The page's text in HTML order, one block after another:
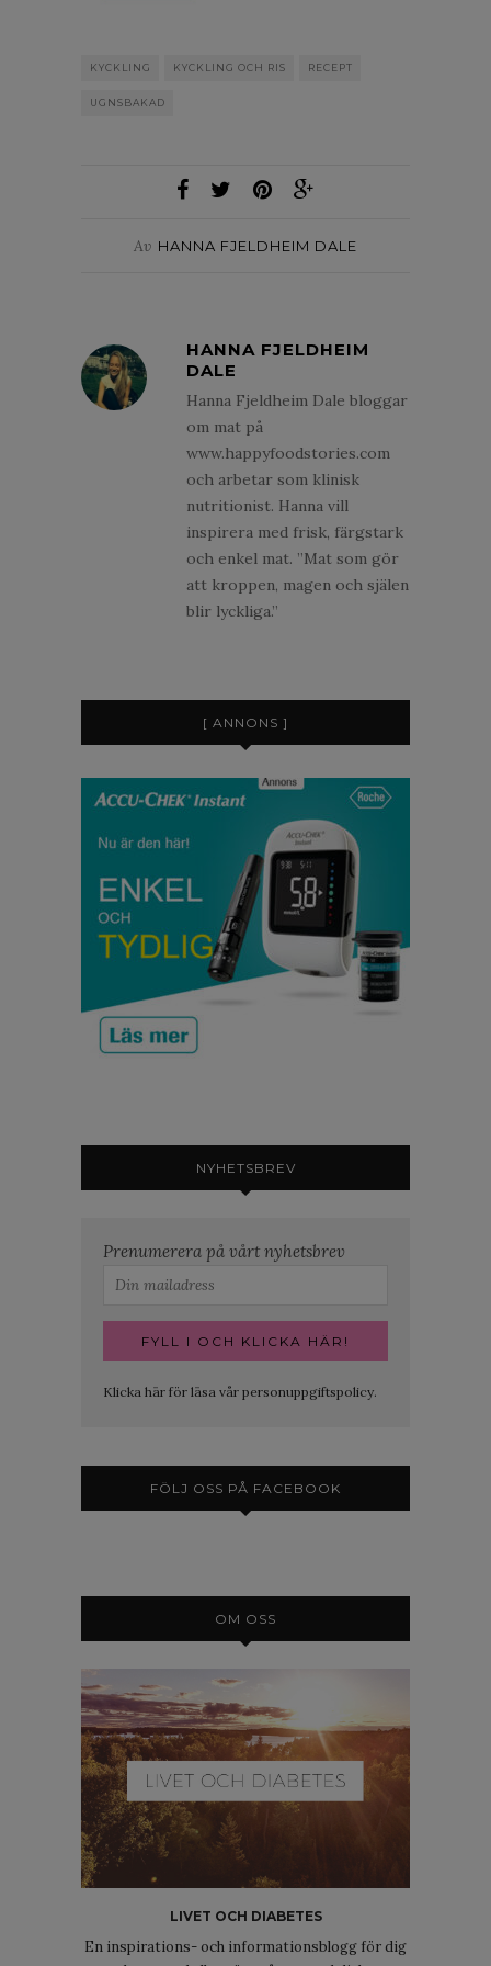
KYCKLING KYCKLING OCH RIS RECEPT
UGNSBAKAD
Av HANNA FJELDHEIM DALE
HANNA FJELDHEIM
DALE
Hanna Fjeldheim Dale bloggar
om mat på
www.happyfoodstories.com
och arbetar som klinisk
nutritionist. Hanna vill
inspirera med frisk, färgstark
och enkel mat. ”Mat som gör
att kroppen, magen och själen
blir lyckliga.”
[ ANNONS ]
NYHETSBREV
Prenumerera på vårt nyhetsbrev
Klicka här för läsa vår personuppgiftspolicy.
FÖLJ OSS PÅ FACEBOOK
OM OSS
LIVET OCH DIABETES
En inspirations- och informationsblogg för dig